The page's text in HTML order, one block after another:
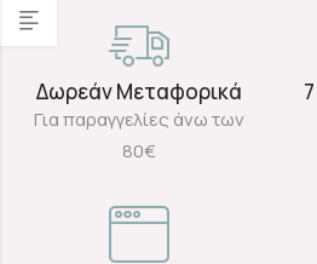
Δωρεάν Μεταφορικά
Για παραγγελίες άνω των
80€